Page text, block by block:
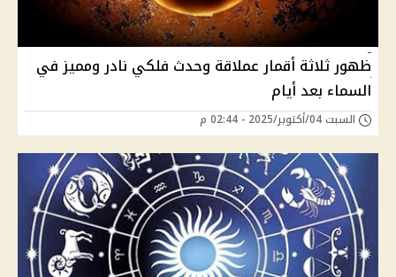
ظهور ثلاثة أقمار عملاقة وحدث فلكي نادر ومميز في
السماء بعد أيام
السبت 04/أكتوبر/2025 - 02:44 م